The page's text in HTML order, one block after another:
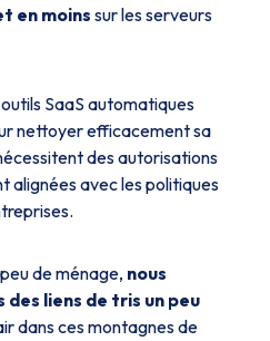
en moinssur les serveurs
SaaS automatiques
nettoyer efficacement sa
des autorisations
alignées avec les politiques
de ménage, nous
liens de tris un peu
dans ces montagnes de